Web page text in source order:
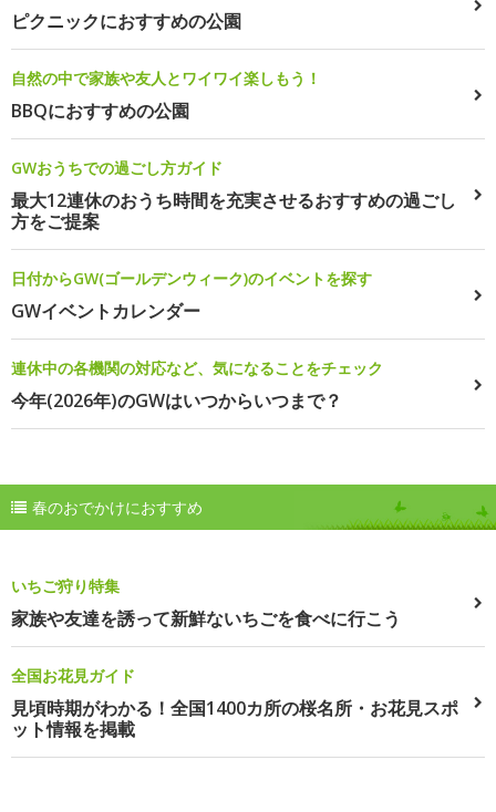
ピクニックにおすすめの公園
自然の中で家族や友人とワイワイ楽しもう！
BBQにおすすめの公園
GWおうちでの過ごし方ガイド
最大12連休のおうち時間を充実させるおすすめの過ごし
方をご提案
日付からGW(ゴールデンウィーク)のイベントを探す
GWイベントカレンダー
連休中の各機関の対応など、気になることをチェック
今年(2026年)のGWはいつからいつまで？
春のおでかけにおすすめ
いちご狩り特集
家族や友達を誘って新鮮ないちごを食べに行こう
全国お花見ガイド
見頃時期がわかる！全国1400カ所の桜名所・お花見スポ
ット情報を掲載